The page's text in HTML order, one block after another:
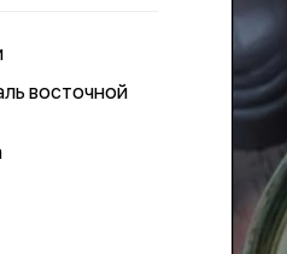
восточной